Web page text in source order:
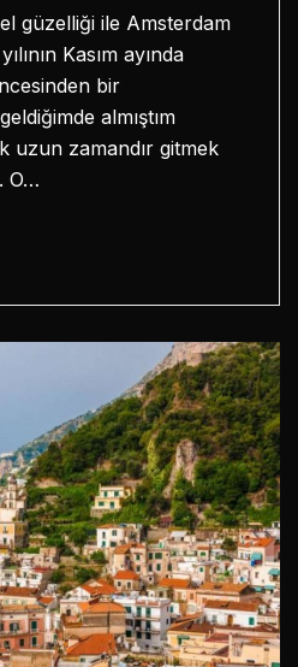
güzelliği ile Amsterdam
Kasım ayında
bir
almıştım
uzun zamandır gitmek
O…